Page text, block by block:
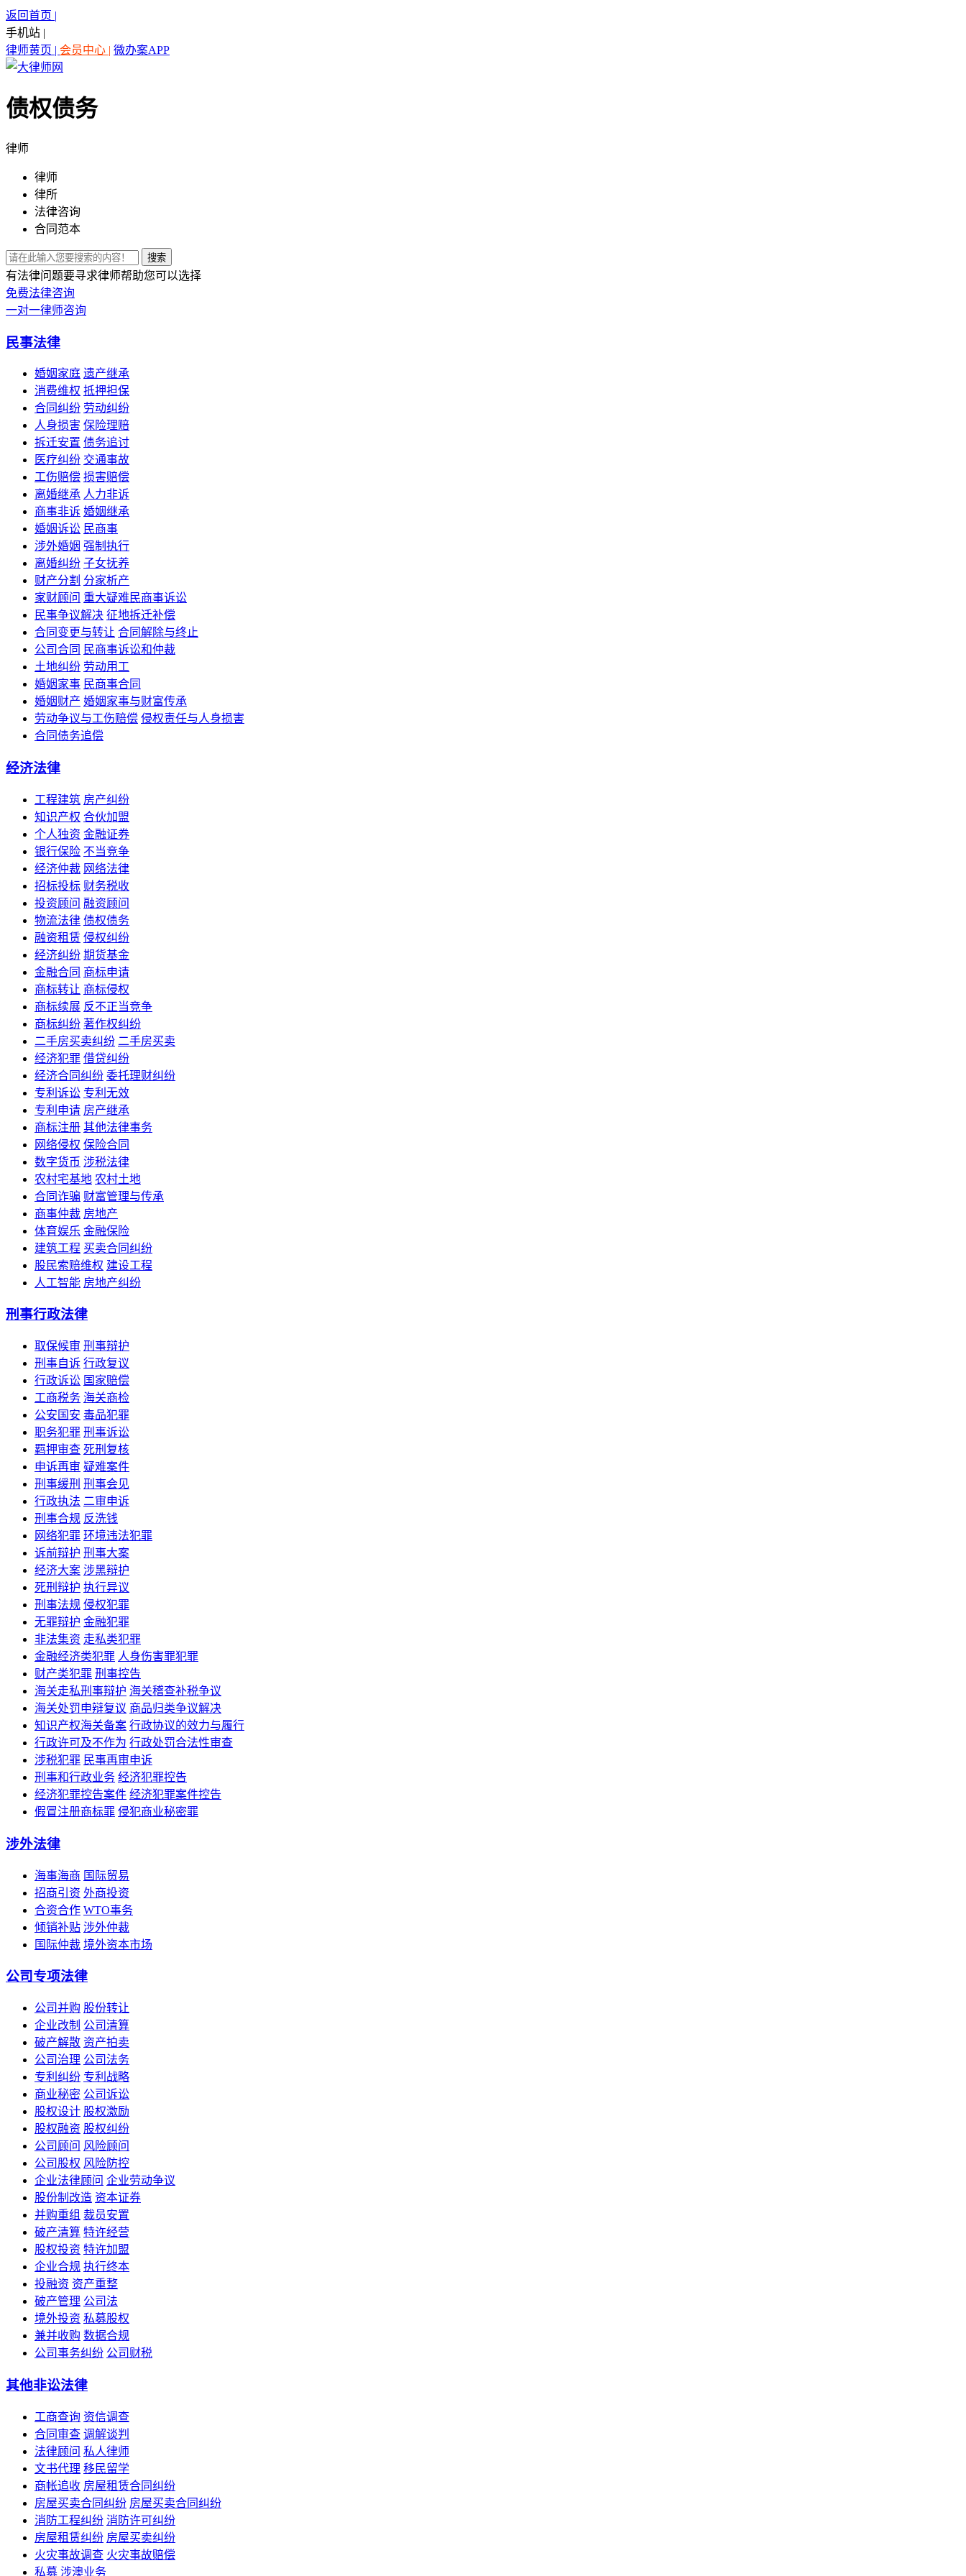
返回首页 |
手机站 |
律师黄页 | 会员中心 | 微办案APP
债权债务
律师
律师
律所
法律咨询
合同范本
有法律问题要寻求律师帮助您可以选择
免费法律咨询
一对一律师咨询
民事法律
婚姻家庭 遗产继承
消费维权 抵押担保
合同纠纷 劳动纠纷
人身损害 保险理赔
拆迁安置 债务追讨
医疗纠纷 交通事故
工伤赔偿 损害赔偿
离婚继承 人力非诉
商事非诉 婚姻继承
婚姻诉讼 民商事
涉外婚姻 强制执行
离婚纠纷 子女抚养
财产分割 分家析产
家财顾问 重大疑难民商事诉讼
民事争议解决 征地拆迁补偿
合同变更与转让 合同解除与终止
公司合同 民商事诉讼和仲裁
土地纠纷 劳动用工
婚姻家事 民商事合同
婚姻财产 婚姻家事与财富传承
劳动争议与工伤赔偿 侵权责任与人身损害
合同债务追偿
经济法律
工程建筑 房产纠纷
知识产权 合伙加盟
个人独资 金融证券
银行保险 不当竞争
经济仲裁 网络法律
招标投标 财务税收
投资顾问 融资顾问
物流法律 债权债务
融资租赁 侵权纠纷
经济纠纷 期货基金
金融合同 商标申请
商标转让 商标侵权
商标续展 反不正当竞争
商标纠纷 著作权纠纷
二手房买卖纠纷 二手房买卖
经济犯罪 借贷纠纷
经济合同纠纷 委托理财纠纷
专利诉讼 专利无效
专利申请 房产继承
商标注册 其他法律事务
网络侵权 保险合同
数字货币 涉税法律
农村宅基地 农村土地
合同诈骗 财富管理与传承
商事仲裁 房地产
体育娱乐 金融保险
建筑工程 买卖合同纠纷
股民索赔维权 建设工程
人工智能 房地产纠纷
刑事行政法律
取保候审 刑事辩护
刑事自诉 行政复议
行政诉讼 国家赔偿
工商税务 海关商检
公安国安 毒品犯罪
职务犯罪 刑事诉讼
羁押审查 死刑复核
申诉再审 疑难案件
刑事缓刑 刑事会见
行政执法 二审申诉
刑事合规 反洗钱
网络犯罪 环境违法犯罪
诉前辩护 刑事大案
经济大案 涉黑辩护
死刑辩护 执行异议
刑事法规 侵权犯罪
无罪辩护 金融犯罪
非法集资 走私类犯罪
金融经济类犯罪 人身伤害罪犯罪
财产类犯罪 刑事控告
海关走私刑事辩护 海关稽查补税争议
海关处罚申辩复议 商品归类争议解决
知识产权海关备案 行政协议的效力与履行
行政许可及不作为 行政处罚合法性审查
涉税犯罪 民事再审申诉
刑事和行政业务 经济犯罪控告
经济犯罪控告案件 经济犯罪案件控告
假冒注册商标罪 侵犯商业秘密罪
涉外法律
海事海商 国际贸易
招商引资 外商投资
合资合作 WTO事务
倾销补贴 涉外仲裁
国际仲裁 境外资本市场
公司专项法律
公司并购 股份转让
企业改制 公司清算
破产解散 资产拍卖
公司治理 公司法务
专利纠纷 专利战略
商业秘密 公司诉讼
股权设计 股权激励
股权融资 股权纠纷
公司顾问 风险顾问
公司股权 风险防控
企业法律顾问 企业劳动争议
股份制改造 资本证券
并购重组 裁员安置
破产清算 特许经营
股权投资 特许加盟
企业合规 执行终本
投融资 资产重整
破产管理 公司法
境外投资 私募股权
兼并收购 数据合规
公司事务纠纷 公司财税
其他非讼法律
工商查询 资信调查
合同审查 调解谈判
法律顾问 私人律师
文书代理 移民留学
商帐追收 房屋租赁合同纠纷
房屋买卖合同纠纷 房屋买卖合同纠纷
消防工程纠纷 消防许可纠纷
房屋租赁纠纷 房屋买卖纠纷
火灾事故调查 火灾事故赔偿
私募 涉澳业务